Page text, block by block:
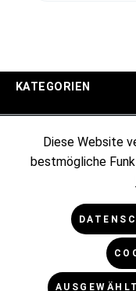
KATEGORIEN
RECHTLICHES
Diese Website
bestmögliche